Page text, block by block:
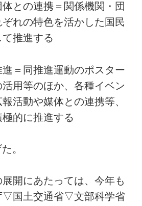
との連携＝関係機関・団
れの特色を活かした国民
推進する
＝同推進運動のポスター
用等のほか、各種イベン
活動や媒体との連携等、
的に推進する
。
開にあたっては、今年も
国土交通省▽文部科学省